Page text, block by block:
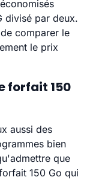
par deux.
comparer le
le prix
forfait 150
aussi des
bien
que
150 Go qui